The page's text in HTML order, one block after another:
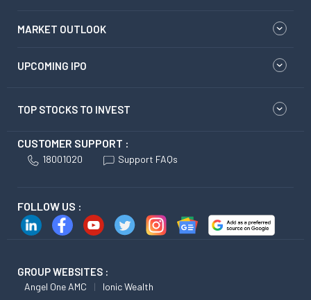
MARKET OUTLOOK
UPCOMING IPO
TOP STOCKS TO INVEST
CUSTOMER SUPPORT :
18001020 Support FAQs
FOLLOW US :
GROUP WEBSITES :
Angel One AMC Ionic Wealth